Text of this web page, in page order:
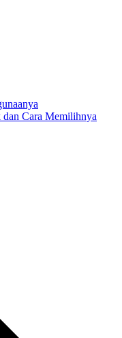
dan Cara Memilihnya